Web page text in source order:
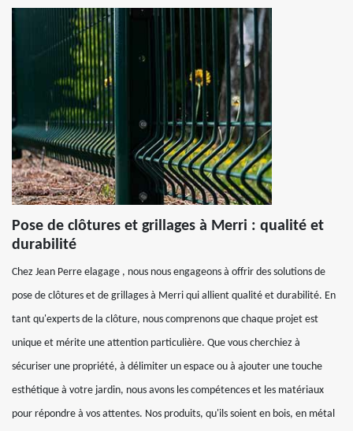
Pose de clôtures et grillages à Merri : qualité et
durabilité
Chez Jean Perre elagage , nous nous engageons à offrir des solutions de
pose de clôtures et de grillages à Merri qui allient qualité et durabilité. En
tant qu'experts de la clôture, nous comprenons que chaque projet est
unique et mérite une attention particulière. Que vous cherchiez à
sécuriser une propriété, à délimiter un espace ou à ajouter une touche
esthétique à votre jardin, nous avons les compétences et les matériaux
pour répondre à vos attentes. Nos produits, qu'ils soient en bois, en métal